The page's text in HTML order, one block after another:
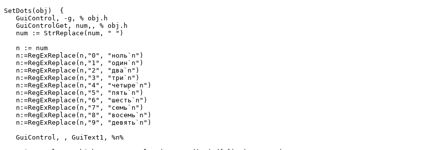
SetDots(obj)  {
   GuiControl, -g, % obj.h
   GuiControlGet, num,, % obj.h
   num := StrReplace(num, " ")
   n := num
   n:=RegExReplace(n,"0", "ноль`n")
   n:=RegExReplace(n,"1", "один`n")
   n:=RegExReplace(n,"2", "два`n")
   n:=RegExReplace(n,"3", "три`n")
   n:=RegExReplace(n,"4", "четыре`n")
   n:=RegExReplace(n,"5", "пять`n")
   n:=RegExReplace(n,"6", "шесть`n")
   n:=RegExReplace(n,"7", "семь`n")
   n:=RegExReplace(n,"8", "восемь`n")
   n:=RegExReplace(n,"9", "девять`n")
   GuiControl, , GuiText1, %n%